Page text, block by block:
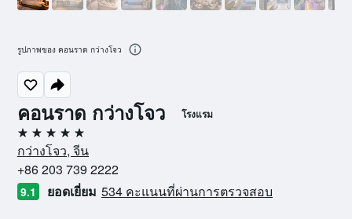
คอนราด กว่างโจว โรงแรม
5 ดาว
กว่างโจว, จีน
+86 203 739 2222
9.1 ยอดเยี่ยม 534 คะแนนที่ผ่านการตรวจสอบ
รูปภาพของ คอนราด กว่างโจว